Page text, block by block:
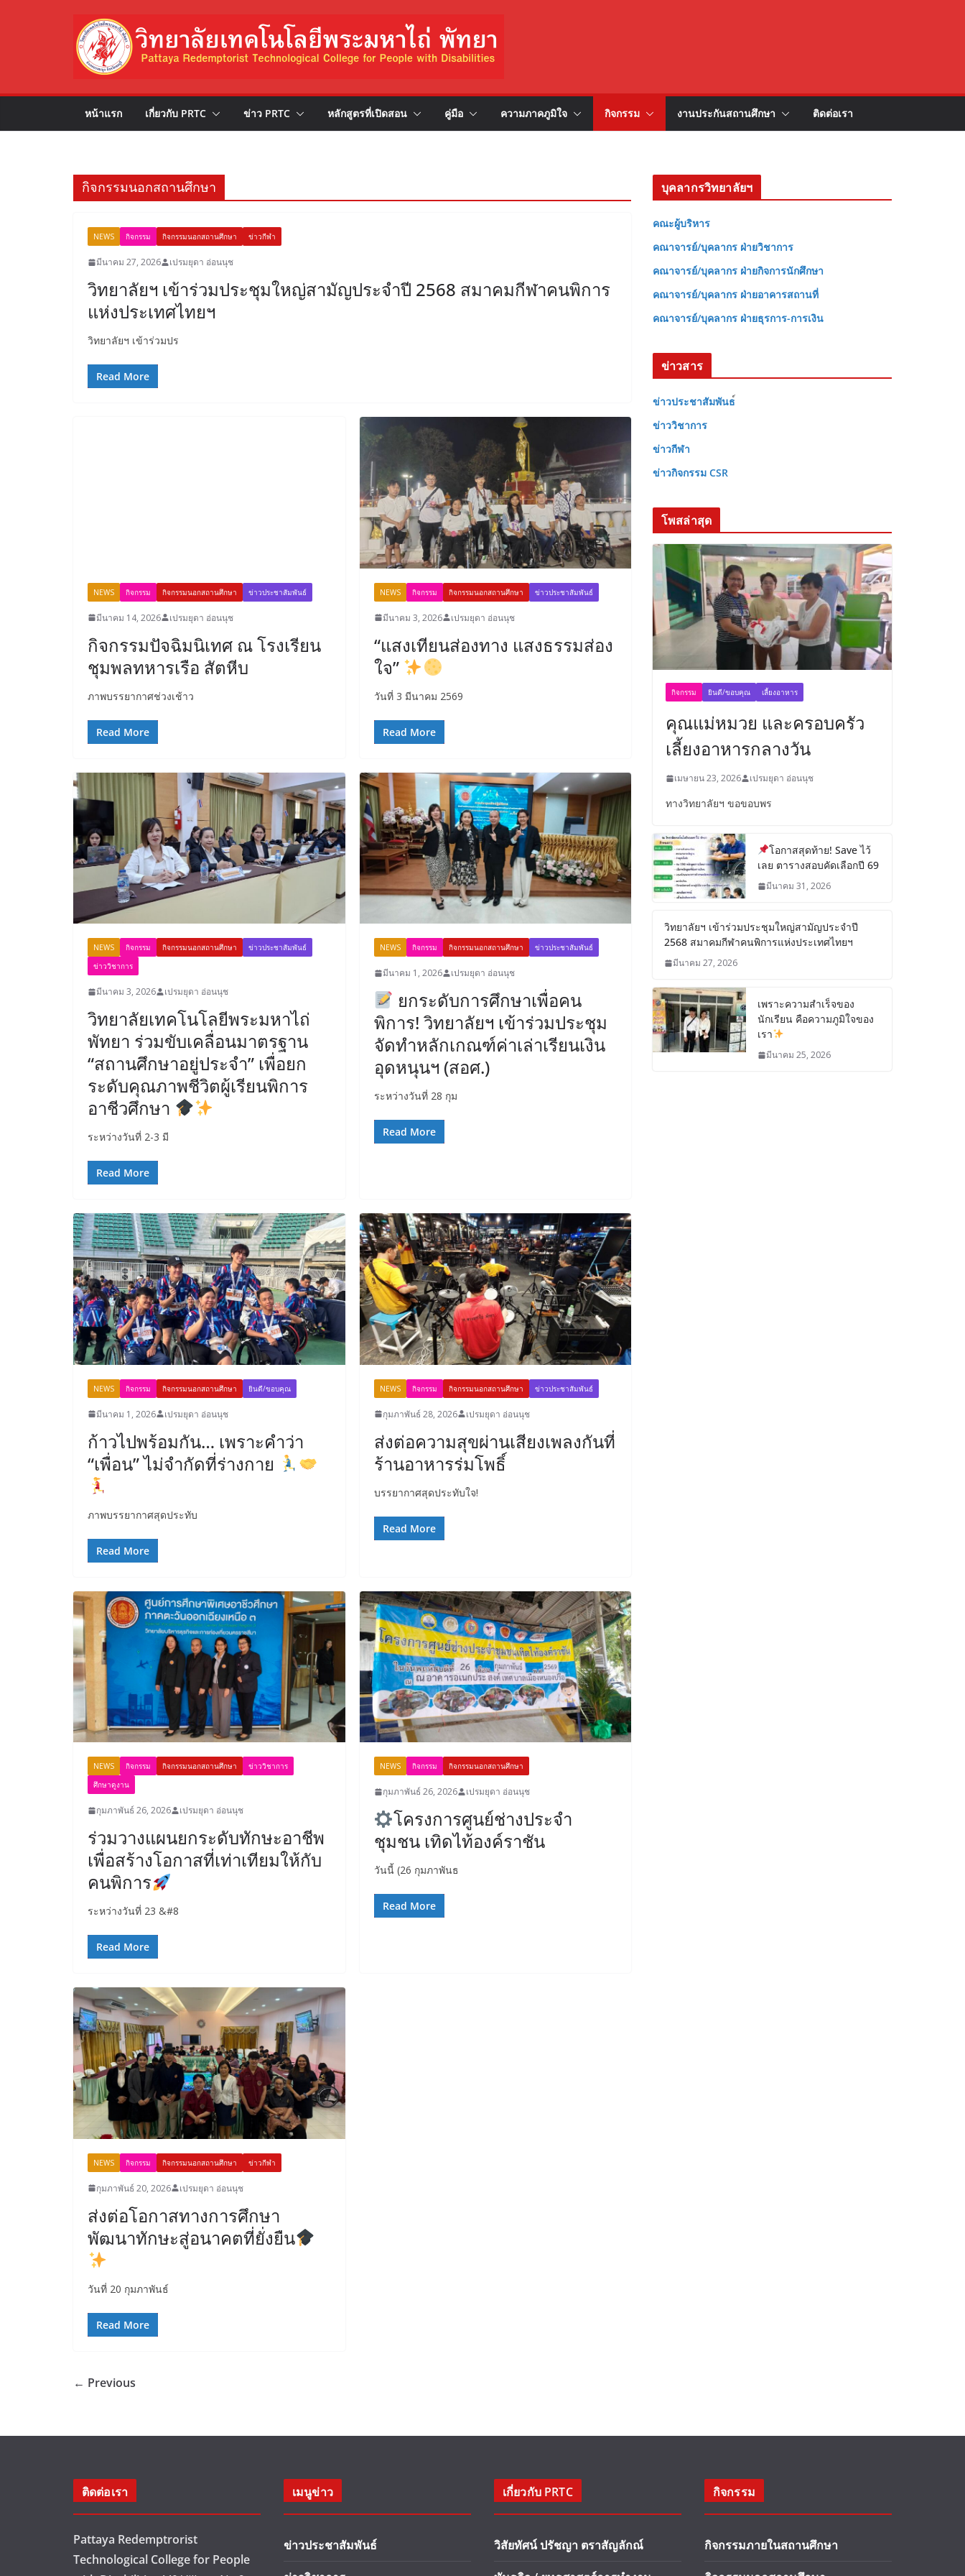
หน้าแรก เกี่ยวกับ PRTC ข่าว PRTC หลักสูตรที่เปิดสอน คู่มือ ความภาคภูมิใจ กิจกรรม งานประกันสถานศึกษา ติดต่อเรา
กิจกรรมนอกสถานศึกษา
NEWS กิจกรรม กิจกรรมนอกสถานศึกษา ข่าวกีฬา
มีนาคม 27, 2026 เปรมยุดา อ่อนนุช
วิทยาลัยฯ เข้าร่วมประชุมใหญ่สามัญประจำปี 2568 สมาคมกีฬาคนพิการ
แห่งประเทศไทยฯ
วิทยาลัยฯ เข้าร่วมปร
Read More
NEWS กิจกรรม กิจกรรมนอกสถานศึกษา ข่าวประชาสัมพันธ์
มีนาคม 14, 2026 เปรมยุดา อ่อนนุช
กิจกรรมปัจฉิมนิเทศ ณ โรงเรียน
ชุมพลทหารเรือ สัตหีบ
ภาพบรรยากาศช่วงเช้าว
Read More
NEWS กิจกรรม กิจกรรมนอกสถานศึกษา ข่าวประชาสัมพันธ์
มีนาคม 3, 2026 เปรมยุดา อ่อนนุช
“แสงเทียนส่องทาง แสงธรรมส่อง
ใจ”
วันที่ 3 มีนาคม 2569
Read More
NEWS กิจกรรม กิจกรรมนอกสถานศึกษา
ข่าวประชาสัมพันธ์
ข่าววิชาการ
มีนาคม 3, 2026 เปรมยุดา อ่อนนุช
วิทยาลัยเทคโนโลยีพระมหาไถ่
พัทยา ร่วมขับเคลื่อนมาตรฐาน
“สถานศึกษาอยู่ประจำ” เพื่อยก
ระดับคุณภาพชีวิตผู้เรียนพิการ
อาชีวศึกษา
ระหว่างวันที่ 2-3 มี
Read More
NEWS กิจกรรม กิจกรรมนอกสถานศึกษา ข่าวประชาสัมพันธ์
มีนาคม 1, 2026 เปรมยุดา อ่อนนุช
ยกระดับการศึกษาเพื่อคน
พิการ! วิทยาลัยฯ เข้าร่วมประชุม
จัดทำหลักเกณฑ์ค่าเล่าเรียนเงิน
อุดหนุนฯ (สอศ.)
ระหว่างวันที่ 28 กุม
Read More
NEWS กิจกรรม กิจกรรมนอกสถานศึกษา ยินดี/ขอบคุณ
มีนาคม 1, 2026 เปรมยุดา อ่อนนุช
ก้าวไปพร้อมกัน… เพราะคำว่า
“เพื่อน” ไม่จำกัดที่ร่างกาย
ภาพบรรยากาศสุดประทับ
Read More
NEWS กิจกรรม กิจกรรมนอกสถานศึกษา ข่าวประชาสัมพันธ์
กุมภาพันธ์ 28, 2026 เปรมยุดา อ่อนนุช
ส่งต่อความสุขผ่านเสียงเพลงกันที่
ร้านอาหารร่มโพธิ์
บรรยากาศสุดประทับใจ!
Read More
NEWS กิจกรรม กิจกรรมนอกสถานศึกษา
ข่าววิชาการ
ศึกษาดูงาน
กุมภาพันธ์ 26, 2026 เปรมยุดา อ่อนนุช
ร่วมวางแผนยกระดับทักษะอาชีพ
เพื่อสร้างโอกาสที่เท่าเทียมให้กับ
คนพิการ
ระหว่างวันที่ 23 &#8
Read More
NEWS กิจกรรม กิจกรรมนอกสถานศึกษา
กุมภาพันธ์ 26, 2026 เปรมยุดา อ่อนนุช
โครงการศูนย์ช่างประจำ
ชุมชน เทิดไท้องค์ราชัน
วันนี้ (26 กุมภาพันธ
Read More
NEWS กิจกรรม กิจกรรมนอกสถานศึกษา ข่าวกีฬา
กุมภาพันธ์ 20, 2026 เปรมยุดา อ่อนนุช
ส่งต่อโอกาสทางการศึกษา
พัฒนาทักษะสู่อนาคตที่ยั่งยืน
วันที่ 20 กุมภาพันธ์
Read More
← Previous
บุคลากรวิทยาลัยฯ
คณะผู้บริหาร
คณาจารย์/บุคลากร ฝ่ายวิชาการ
คณาจารย์/บุคลากร ฝ่ายกิจการนักศึกษา
คณาจารย์/บุคลากร ฝ่ายอาคารสถานที่
คณาจารย์/บุคลากร ฝ่ายธุรการ-การเงิน
ข่าวสาร
ข่าวประชาสัมพันธ
ข่าววิชาการ
ข่าวกีฬา
ข่าวกิจกรรม CSR
โพสล่าสุด
กิจกรรม ยินดี/ขอบคุณ เลี้ยงอาหาร
คุณแม่หมวย และครอบครัว
เลี้ยงอาหารกลางวัน
เมษายน 23, 2026 เปรมยุดา อ่อนนุช
ทางวิทยาลัยฯ ขอขอบพร
โอกาสสุดท้าย! Save ไว้
เลย ตารางสอบคัดเลือกปี 69
มีนาคม 31, 2026
วิทยาลัยฯ เข้าร่วมประชุมใหญ่สามัญประจำปี
2568 สมาคมกีฬาคนพิการแห่งประเทศไทยฯ
มีนาคม 27, 2026
เพราะความสำเร็จของ
นักเรียน คือความภูมิใจของ
เรา
มีนาคม 25, 2026
ติดต่อเรา
Pattaya Redemptrorist
Technological College for People
เมนูข่าว
ข่าวประชาสัมพันธ์
เกี่ยวกับ PRTC
วิสัยทัศน์ ปรัชญา ตราสัญลักณ์
กิจกรรม
กิจกรรมภายในสถานศึกษา